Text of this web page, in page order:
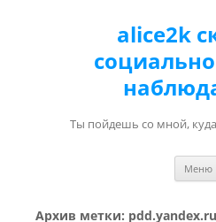
alice2k
Ты пойдешь со мной,
Меню
Архив метки: pdd.yandex.ru